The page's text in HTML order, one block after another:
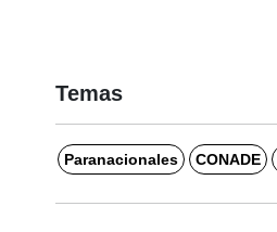
Temas
Paranacionales CONADE